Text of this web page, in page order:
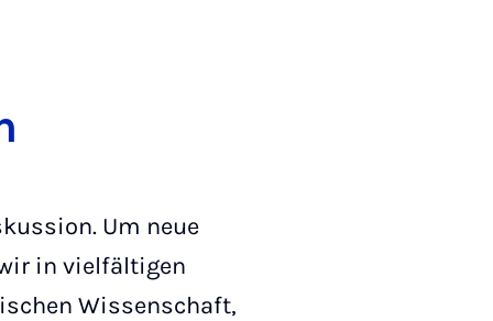
Um neue
in vielfältigen
Wissenschaft,